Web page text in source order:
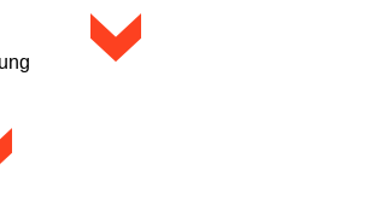
Entwürfe, die wir mit Ihnen abstimmen. Das
>
CMS um und integrieren alle gewünschten